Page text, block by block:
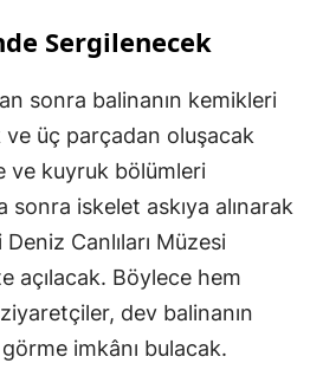
Sergilenecek
sonra balinanın kemikleri
ve üç parçadan oluşacak
ve kuyruk bölümleri
sonra iskelet askıya alınarak
Canlıları Müzesi
açılacak. Böylece hem
dev balinanın
imkânı bulacak.